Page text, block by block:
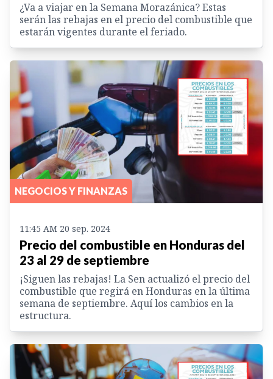
¿Va a viajar en la Semana Morazánica? Estas
serán las rebajas en el precio del combustible que
estarán vigentes durante el feriado.
NEGOCIOS Y FINANZAS
11:45 AM 20 sep. 2024
Precio del combustible en Honduras del
23 al 29 de septiembre
¡Siguen las rebajas! La Sen actualizó el precio del
combustible que regirá en Honduras en la última
semana de septiembre. Aquí los cambios en la
estructura.